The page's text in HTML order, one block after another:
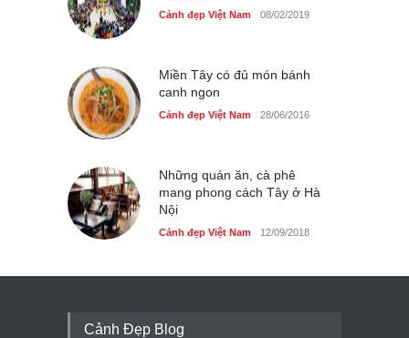
Cảnh đẹp Việt Nam 08/02/2019
Miền Tây có đủ món bánh
canh ngon
Cảnh đẹp Việt Nam 28/06/2016
Những quán ăn, cà phê
mang phong cách Tây ở Hà
Nội
Cảnh đẹp Việt Nam 12/09/2018
Cảnh Đẹp Blog